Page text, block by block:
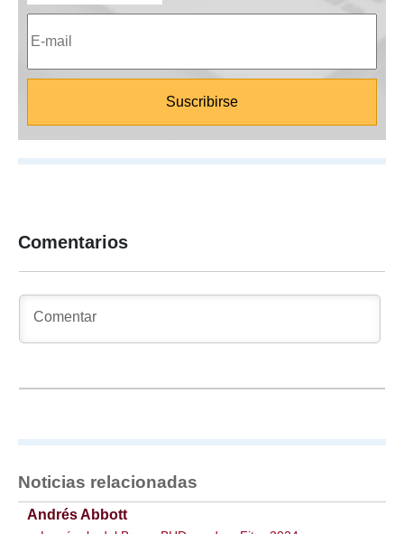
Comentarios
Noticias relacionadas
Andrés Abbott